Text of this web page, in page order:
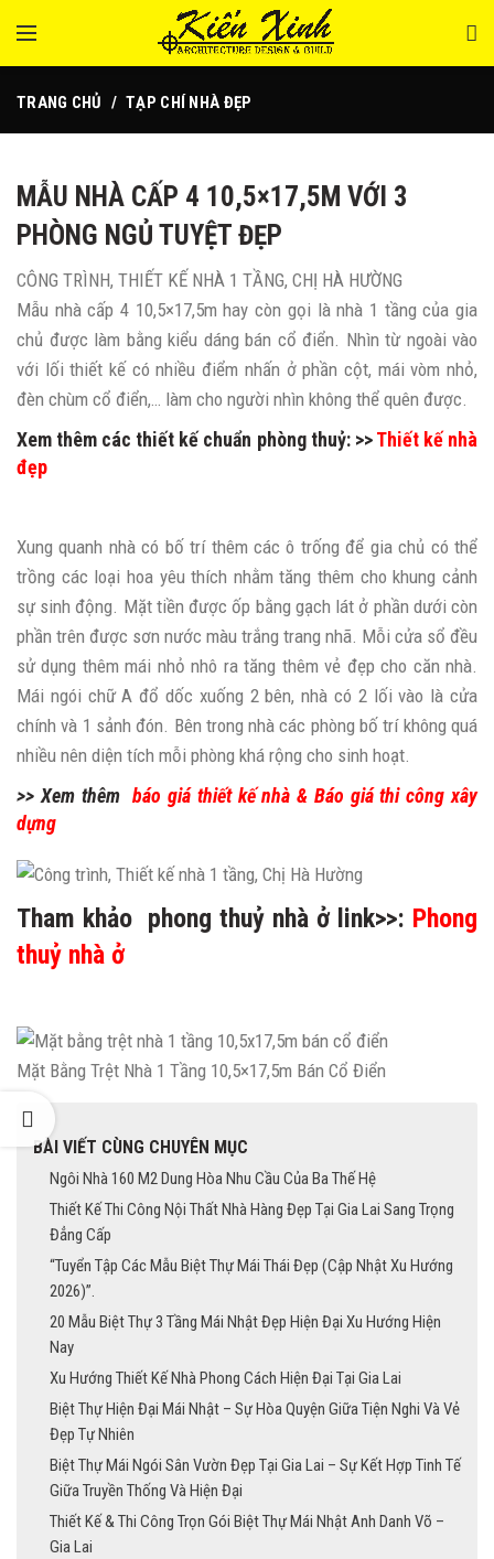
TRANG CHỦ TẠP CHÍ NHÀ ĐẸP
MẪU NHÀ CẤP 4 10,5×17,5M VỚI 3
PHÒNG NGỦ TUYỆT ĐẸP
CÔNG TRÌNH, THIẾT KẾ NHÀ 1 TẦNG, CHỊ HÀ HƯỜNG
Mẫu nhà cấp 4 10,5×17,5m hay còn gọi là nhà 1 tầng của gia
chủ được làm bằng kiểu dáng bán cổ điển. Nhìn từ ngoài vào
với lối thiết kế có nhiều điểm nhấn ở phần cột, mái vòm nhỏ,
đèn chùm cổ điển,… làm cho người nhìn không thể quên được.
Xem thêm các thiết kế chuẩn phòng thuỷ: >>Thiết kế nhà
đẹp
Xung quanh nhà có bố trí thêm các ô trống để gia chủ có thể
trồng các loại hoa yêu thích nhằm tăng thêm cho khung cảnh
sự sinh động. Mặt tiền được ốp bằng gạch lát ở phần dưới còn
phần trên được sơn nước màu trắng trang nhã. Mỗi cửa sổ đều
sử dụng thêm mái nhỏ nhô ra tăng thêm vẻ đẹp cho căn nhà.
Mái ngói chữ A đổ dốc xuống 2 bên, nhà có 2 lối vào là cửa
chính và 1 sảnh đón. Bên trong nhà các phòng bố trí không quá
nhiều nên diện tích mỗi phòng khá rộng cho sinh hoạt.
>> Xem thêmbáo giá thiết kế nhà & Báo giá thi công xây
dựng
Tham khảo phong thuỷ nhà ở link>>: Phong
thuỷ nhà ở
Mặt Bằng Trệt Nhà 1 Tầng 10,5×17,5m Bán Cổ Điển
BÀI VIẾT CÙNG CHUYÊN MỤC
Ngôi Nhà 160 M2 Dung Hòa Nhu Cầu Của Ba Thế Hệ
Thiết Kế Thi Công Nội Thất Nhà Hàng Đẹp Tại Gia Lai Sang Trọng
Đẳng Cấp
“Tuyển Tập Các Mẫu Biệt Thự Mái Thái Đẹp (Cập Nhật Xu Hướng
2026)”.
20 Mẫu Biệt Thự 3 Tầng Mái Nhật Đẹp Hiện Đại Xu Hướng Hiện
Nay
Xu Hướng Thiết Kế Nhà Phong Cách Hiện Đại Tại Gia Lai
Biệt Thự Hiện Đại Mái Nhật – Sự Hòa Quyện Giữa Tiện Nghi Và Vẻ
Đẹp Tự Nhiên
Biệt Thự Mái Ngói Sân Vườn Đẹp Tại Gia Lai – Sự Kết Hợp Tinh Tế
Giữa Truyền Thống Và Hiện Đại
Thiết Kế & Thi Công Trọn Gói Biệt Thự Mái Nhật Anh Danh Võ –
Gia Lai